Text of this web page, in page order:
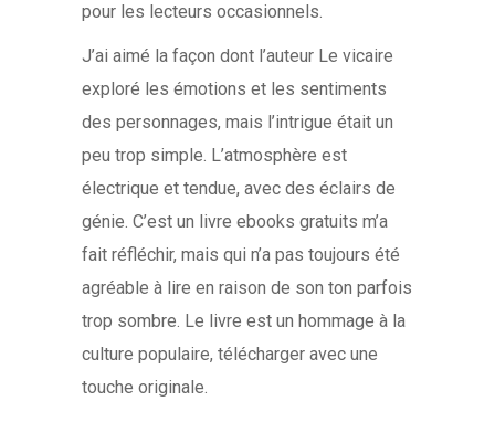
pour les lecteurs occasionnels.
J’ai aimé la façon dont l’auteur Le vicaire
exploré les émotions et les sentiments
des personnages, mais l’intrigue était un
peu trop simple. L’atmosphère est
électrique et tendue, avec des éclairs de
génie. C’est un livre ebooks gratuits m’a
fait réfléchir, mais qui n’a pas toujours été
agréable à lire en raison de son ton parfois
trop sombre. Le livre est un hommage à la
culture populaire, télécharger avec une
touche originale.